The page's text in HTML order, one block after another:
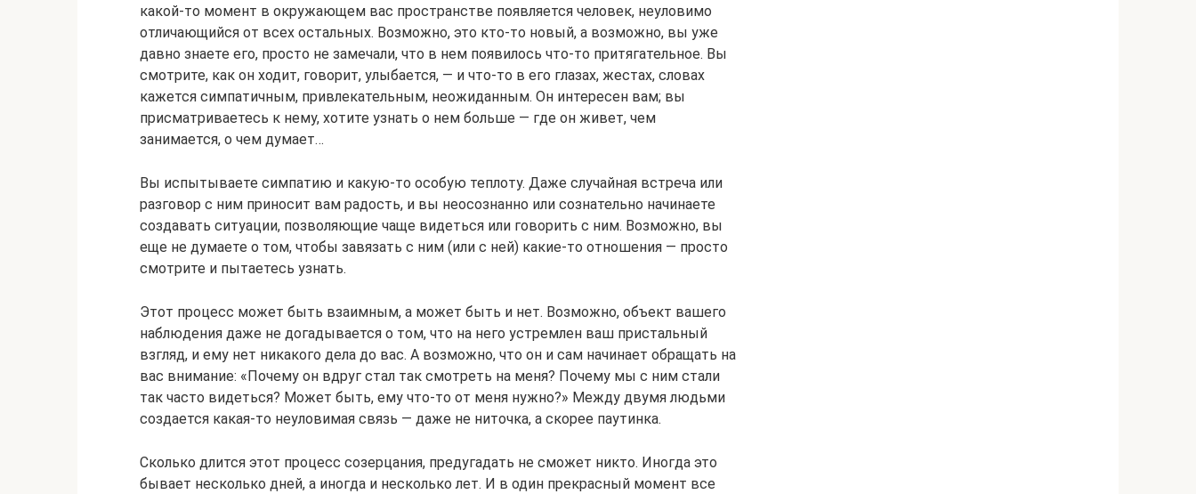
какой-то момент в окружающем вас пространстве появляется человек, неуловимо
отличающийся от всех остальных. Возможно, это кто-то новый, а возможно, вы уже
давно знаете его, просто не замечали, что в нем появилось что-то притягательное. Вы
смотрите, как он ходит, говорит, улыбается, — и что-то в его глазах, жестах, словах
кажется симпатичным, привлекательным, неожиданным. Он интересен вам; вы
присматриваетесь к нему, хотите узнать о нем больше — где он живет, чем
занимается, о чем думает…
Вы испытываете симпатию и какую-то особую теплоту. Даже случайная встреча или
разговор с ним приносит вам ра­дость, и вы неосознанно или сознательно начинаете
создавать ситуации, позволяющие чаще видеться или говорить с ним. Возможно, вы
еще не думаете о том, чтобы завязать с ним (или с ней) какие-то отношения — просто
смотрите и пытаетесь узнать.
Этот процесс может быть взаимным, а может быть и нет. Возможно, объект вашего
наблюдения даже не догадывается о том, что на него устремлен ваш пристальный
взгляд, и ему нет никакого дела до вас. А возможно, что он и сам начинает обращать на
вас внимание: «Почему он вдруг стал так смотреть на меня? Почему мы с ним стали
так часто видеться? Может быть, ему что-то от меня нужно?» Между двумя людьми
создается какая-то неуловимая связь — даже не ниточка, а скорее паутинка.
Сколько длится этот процесс созерцания, предугадать не сможет никто. Иногда это
бывает несколько дней, а иногда и несколько лет. И в один прекрасный момент все